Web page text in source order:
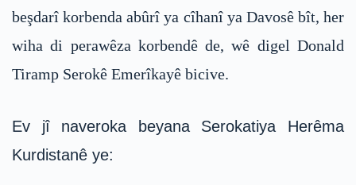
beşdarî korbenda abûrî ya cîhanî ya Davosê bît, her
wiha di perawêza korbendê de, wê digel Donald
Tiramp Serokê Emerîkayê bicive.
Ev jî naveroka beyana Serokatiya Herêma
Kurdistanê ye: